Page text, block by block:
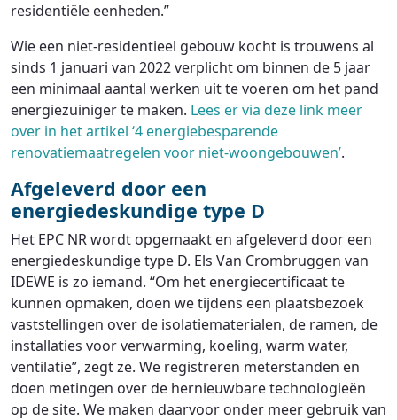
residentiële eenheden.”
Wie een niet-residentieel gebouw kocht is trouwens al
sinds 1 januari van 2022 verplicht om binnen de 5 jaar
een minimaal aantal werken uit te voeren om het pand
energiezuiniger te maken. Lees er via deze link meer
over in het artikel ‘4 energiebesparende
renovatiemaatregelen voor niet-woongebouwen’.
Afgeleverd door een
energiedeskundige type D
Het EPC NR wordt opgemaakt en afgeleverd door een
energiedeskundige type D. Els Van Crombruggen van
IDEWE is zo iemand. “Om het energiecertificaat te
kunnen opmaken, doen we tijdens een plaatsbezoek
vaststellingen over de isolatiematerialen, de ramen, de
installaties voor verwarming, koeling, warm water,
ventilatie”, zegt ze. We registreren meterstanden en
doen metingen over de hernieuwbare technologieën
op de site. We maken daarvoor onder meer gebruik van